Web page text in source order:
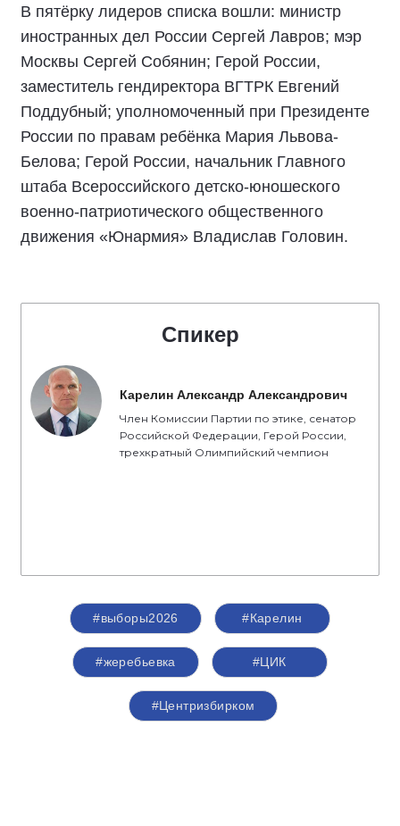
В пятёрку лидеров списка вошли: министр
иностранных дел России Сергей Лавров; мэр
Москвы Сергей Собянин; Герой России,
заместитель гендиректора ВГТРК Евгений
Поддубный; уполномоченный при Президенте
России по правам ребёнка Мария Львова-
Белова; Герой России, начальник Главного
штаба Всероссийского детско-юношеского
военно-патриотического общественного
движения «Юнармия» Владислав Головин.
Спикер
Карелин Александр Александрович
Член Комиссии Партии по этике, сенатор
Российской Федерации, Герой России,
трехкратный Олимпийский чемпион
#выборы2026 #Карелин
#жеребьевка #ЦИК
#Центризбирком